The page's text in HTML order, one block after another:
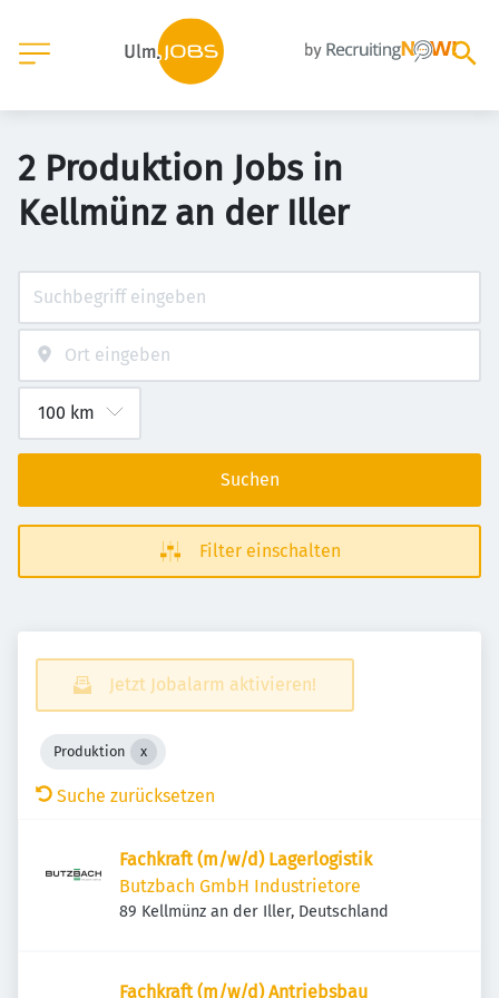
2 Produktion Jobs in
Kellmünz an der Iller
Suchen
Filter einschalten
Jetzt Jobalarm aktivieren!
Produktion
Suche zurücksetzen
Fachkraft (m/w/d) Lagerlogistik
Butzbach GmbH Industrietore
89 Kellmünz an der Iller, Deutschland
Fachkraft (m/w/d) Antriebsbau